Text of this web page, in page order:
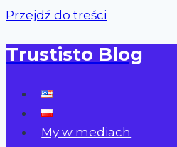
Przejdź do treści
Trustisto Blog
My w mediach